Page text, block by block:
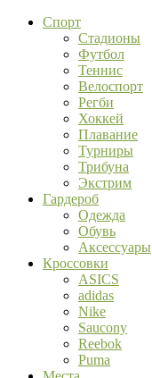
Спорт
Стадионы
Футбол
Теннис
Велоспорт
Регби
Хоккей
Плавание
Турниры
Трибуна
Экстрим
Гардероб
Одежда
Обувь
Аксессуары
Кроссовки
ASICS
adidas
Nike
Saucony
Reebok
Puma